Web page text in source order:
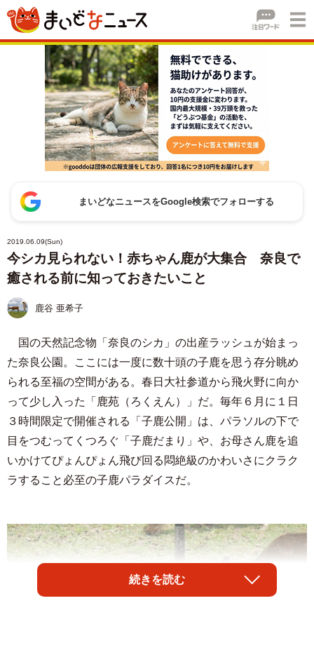
まいどなニュースをGoogle検索でフォローする
2019.06.09(Sun)
今シカ見られない！赤ちゃん鹿が大集合 奈良で
癒される前に知っておきたいこと
鹿谷 亜希子
国の天然記念物「奈良のシカ」の出産ラッシュが始まっ
た奈良公園。ここには一度に数十頭の子鹿を思う存分眺め
られる至福の空間がある。春日大社参道から飛火野に向か
って少し入った「鹿苑（ろくえん）」だ。毎年６月に１日
３時間限定で開催される「子鹿公開」は、パラソルの下で
目をつむってくつろぐ「子鹿だまり」や、お母さん鹿を追
いかけてぴょんぴょん飛び回る悶絶級のかわいさにクラク
ラすること必至の子鹿パラダイスだ。
続きを読む